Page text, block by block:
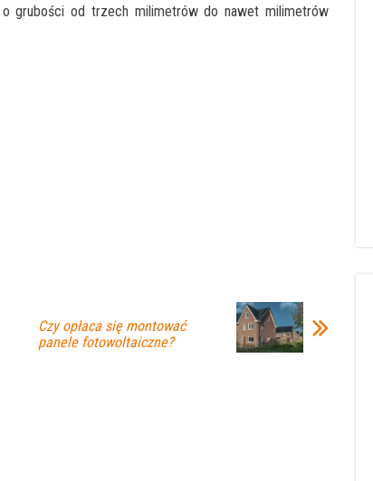
o grubości od trzech milimetrów do nawet milimetrów
Czy opłaca się montować
panele fotowoltaiczne?